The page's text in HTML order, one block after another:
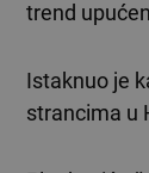
trend
Istaknuo je
strancima u